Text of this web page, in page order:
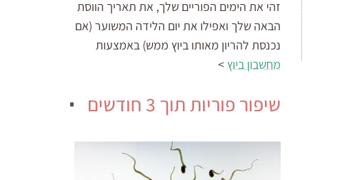
זהי את הימים הפוריים שלך, את תאריך הווסת
הבאה שלך ואפילו את יום הלידה המשוער (אם
נכנסת להריון מאותו ביוץ ממש) באמצעות
מחשבון ביוץ >
שיפור פוריות תוך 3 חודשים